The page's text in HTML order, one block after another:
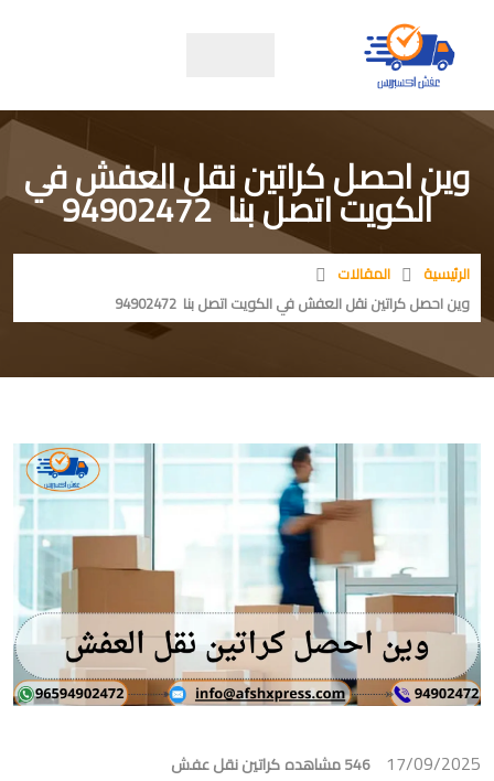
وين احصل كراتين نقل العفش في
الكويت اتصل بنا 94902472
الرئيسية
المقالات
وين احصل كراتين نقل العفش في الكويت اتصل بنا 94902472
17/09/2025 546 مشاهده كراتين نقل عفش